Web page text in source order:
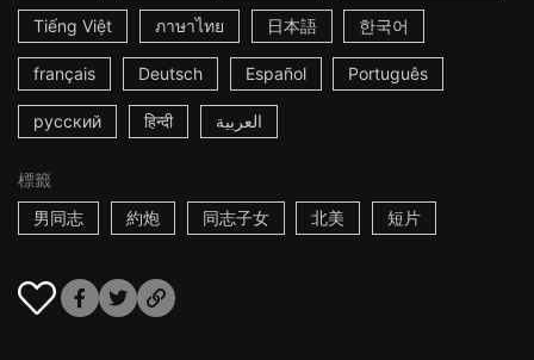
Tiếng Việt ภาษาไทย 日本語 한국어
français Deutsch Español Português
русский हिन्दी العربية
標籤
男同志
約炮 同志子女 北美 短片